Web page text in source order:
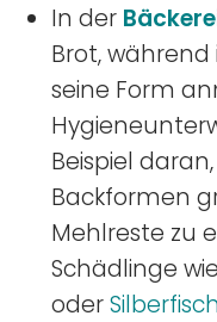
In der
Brot,
seine Form
Beispiel
Backformen
Mehlreste zu
Schädlinge wie
oder